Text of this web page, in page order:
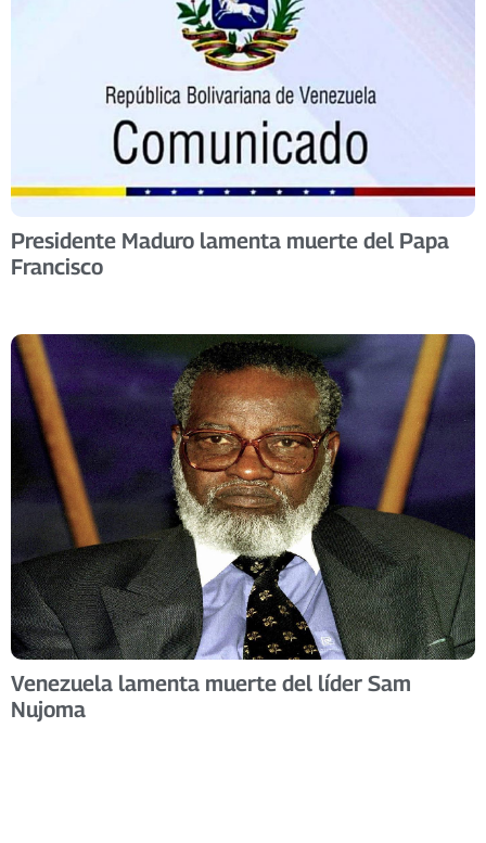
Presidente Maduro lamenta muerte del Papa
Francisco
Venezuela lamenta muerte del líder Sam
Nujoma